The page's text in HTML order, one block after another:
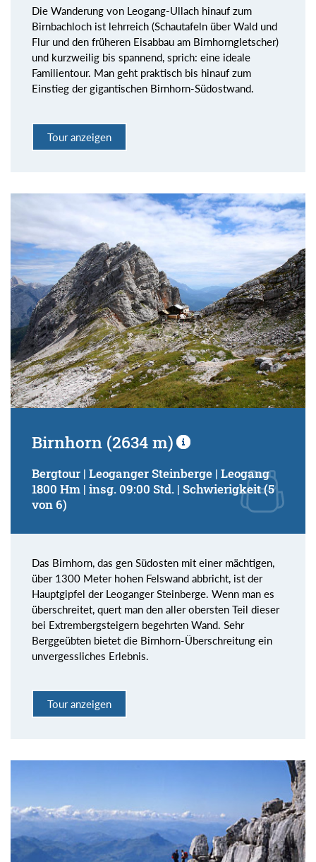
Die Wanderung von Leogang-Ullach hinauf zum
Birnbachloch ist lehrreich (Schautafeln über Wald und
Flur und den früheren Eisabbau am Birnhorngletscher)
und kurzweilig bis spannend, sprich: eine ideale
Familientour. Man geht praktisch bis hinauf zum
Einstieg der gigantischen Birnhorn-Südostwand.
Tour anzeigen
Birnhorn (2634 m)
Bergtour | Leoganger Steinberge | Leogang
1800 Hm | insg. 09:00 Std. | Schwierigkeit (5
von 6)
Das Birnhorn, das gen Südosten mit einer mächtigen,
über 1300 Meter hohen Felswand abbricht, ist der
Hauptgipfel der Leoganger Steinberge. Wenn man es
überschreitet, quert man den aller obersten Teil dieser
bei Extrembergsteigern begehrten Wand. Sehr
Berggeübten bietet die Birnhorn-Überschreitung ein
unvergessliches Erlebnis.
Tour anzeigen